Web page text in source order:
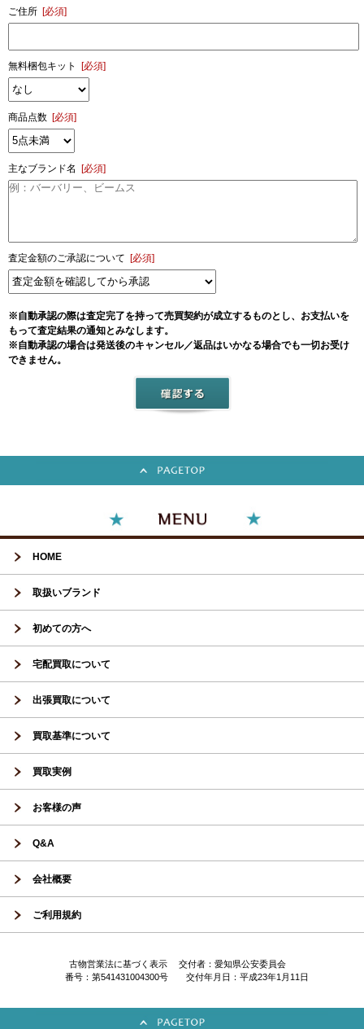
ご住所 [必須]
無料梱包キット [必須]
商品点数 [必須]
主なブランド名 [必須]
査定金額のご承認について [必須]
※自動承認の際は査定完了を持って売買契約が成立するものとし、お支払いを
もって査定結果の通知とみなします。
※自動承認の場合は発送後のキャンセル／返品はいかなる場合でも一切お受け
できません。
HOME
取扱いブランド
初めての方へ
宅配買取について
出張買取について
買取基準について
買取実例
お客様の声
Q&A
会社概要
ご利用規約
古物営業法に基づく表示 交付者：愛知県公安委員会
番号：第541431004300号 交付年月日：平成23年1月11日